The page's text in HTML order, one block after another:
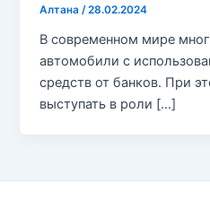
Алтана/28.02.2024
В современном мире
автомобили с
средств от банков. При
выступать в роли […]